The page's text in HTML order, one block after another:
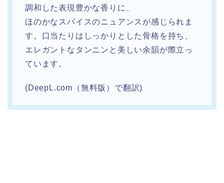
調和した表現豊かな香りに、
ほのかなスパイスのニュアンスが感じられま
す。口当たりはしっかりとした骨格を持ち、
エレガントなタンニンと美しい余韻が際立っ
ています。
(DeepL.com（無料版）で翻訳)